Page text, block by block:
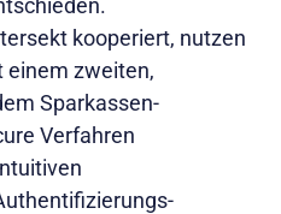
kooperiert, nutzen
einem zweiten,
Sparkassen-
Verfahren